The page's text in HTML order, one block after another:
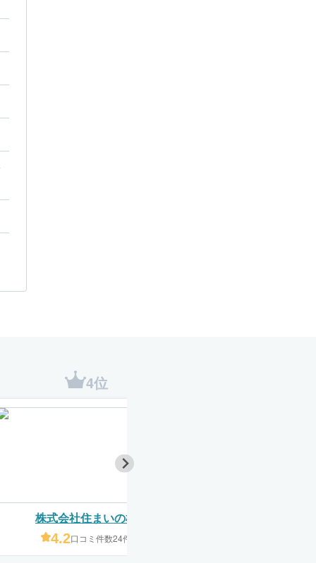
4位
株式会社住まいの杜
4.2口コミ件数24件